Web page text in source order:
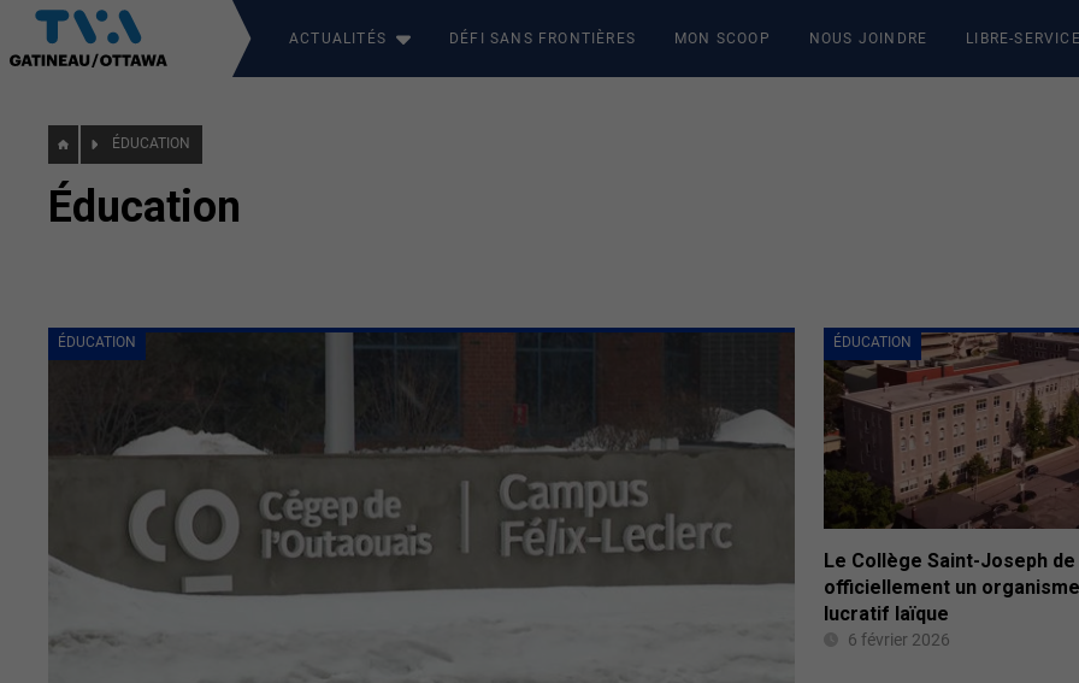
ACTUALITÉS DÉFI SANS FRONTIÈRES MON SCOOP NOUS JOINDRE LIBRE-
ÉDUCATION
Éducation
ÉDUCATION ÉDUCATION
Le Collège Saint-Joseph de
officiellement un
lucratif laïque
6 février 2026